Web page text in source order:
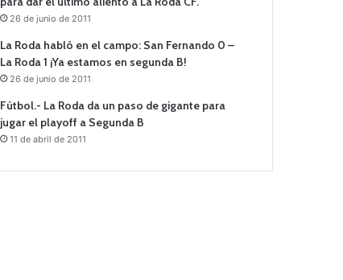
26 de junio de 2011
La Roda habló en el campo: San Fernando 0 –
La Roda 1 ¡Ya estamos en segunda B!
26 de junio de 2011
Fútbol.- La Roda da un paso de gigante para
jugar el playoff a Segunda B
11 de abril de 2011